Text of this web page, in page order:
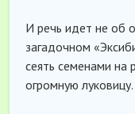
И речь идет не об
загадочном
сеять семенами на
огромную луковицу.